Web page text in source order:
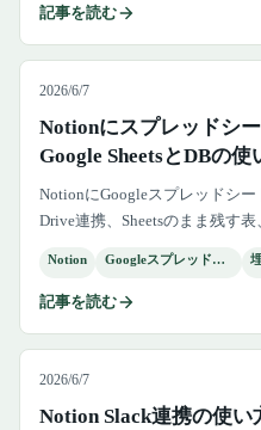
記事を読む
2026/6/7
Notionにスプレッドシ
Google SheetsとDBの使
NotionにGoogleスプレッドシ
Drive連携、Sheetsのまま残す
Notion Googleスプレッドシート
記事を読む
2026/6/7
Notion Slack連携の使